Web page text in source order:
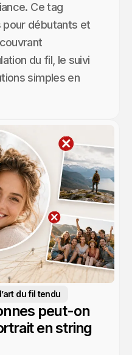
Ce tag
débutants et
du fil, le suivi
simples en
du fil tendu
peut-on
en string